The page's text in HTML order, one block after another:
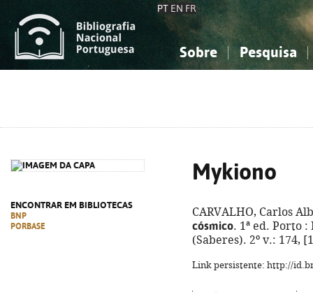
PT EN FR
Sobre Pesquisa
ENCONTRAR EM BIBLIOTECAS
BNP
PORBASE
Mykiono
CARVALHO, Carlos
cósmico. 1ª ed. Porto
(Saberes). 2º v.: 174,
Link persistente: http://